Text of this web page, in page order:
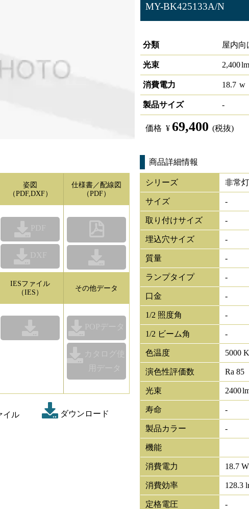
MY-BK425133A/N
分類
屋内
光束 2,400
消費電力 18.7 w
製品サイズ -
価格 ¥ 69,400 (税抜)
姿図
（PDF,DXF）
PDF
DXF
仕様書／配線図
（PDF）
IESファイル
（IES）
その他データ
POPデータ
カタログ使
用データ
イル ダウンロード
商品詳細情報
シリーズ 非常灯
サイズ -
取り付けサイズ -
埋込穴サイズ -
質量 -
ランプタイプ -
口金 -
1/2 照度角 -
1/2 ビーム角 -
色温度 5000 K
演色性評価数 Ra 85
光束 2400
寿命 -
製品カラー -
機能
消費電力 18.7 W
消費効率 128.3
定格電圧 -